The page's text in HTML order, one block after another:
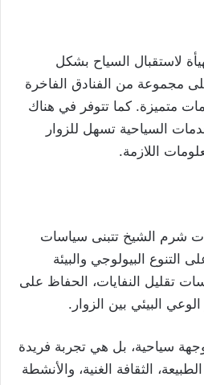
لاستقبال السياح بشكل
مجموعة من الفنادق الفاخرة
متميزة. كما تتوفر في هناك
السياحية تسهل للزوار
اللازمة.
شرم الشيخ تتبنى سياسات
التنوع البيولوجي والبيئة
تقليل النفايات، الحفاظ على
البيئي بين الزوار.
سياحية، بل هي تجربة فريدة
الثقافة الغنية، والأنشطة